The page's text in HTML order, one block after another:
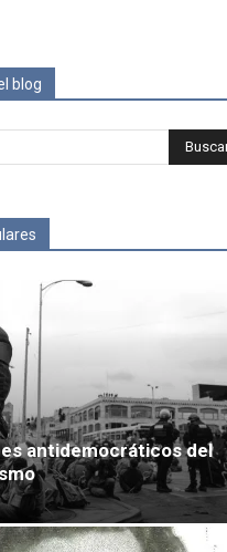
blog
antidemocráticos del